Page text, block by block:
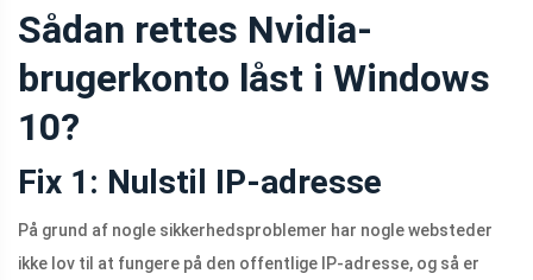
Sådan rettes Nvidia-
brugerkonto låst i Windows
10?
Fix 1: Nulstil IP-adresse
På grund af nogle sikkerhedsproblemer har nogle websteder
ikke lov til at fungere på den offentlige IP-adresse, og så er